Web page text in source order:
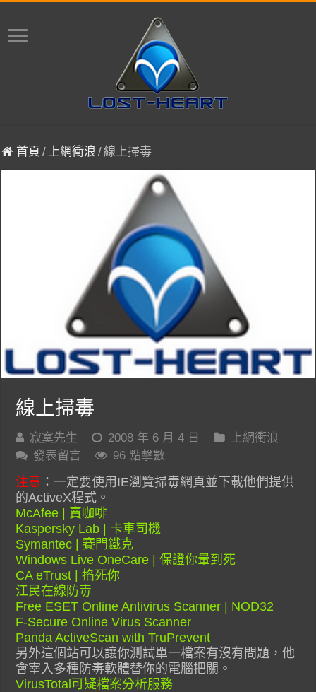
首頁 / 上網衝浪 / 線上掃毒
線上掃毒
寂寞先生 2008 年 6 月 4 日
上網衝浪
發表留言
96 點擊數
注意 ：一定要使用IE瀏覽掃毒網頁並下載他們提供
的ActiveX程式。
McAfee | 賣咖啡
Kaspersky Lab | 卡車司機
Symantec | 賽門鐵克
Windows Live OneCare | 保證你暈到死
CA eTrust | 掐死你
江民在線防毒
Free ESET Online Antivirus Scanner | NOD32
F-Secure Online Virus Scanner
Panda ActiveScan with TruPrevent
另外這個站可以讓你測試單一檔案有沒有問題，他
會宰入多種防毒軟體替你的電腦把關。
VirusTotal可疑檔案分析服務